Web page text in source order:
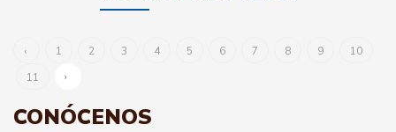
‹ 1 2 3 4 5 6 7 8 9
10
11
›
CONÓCENOS